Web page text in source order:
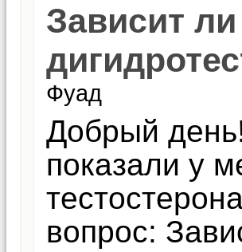
Зависит
Фуад
Добрый
показали у
вопрос: